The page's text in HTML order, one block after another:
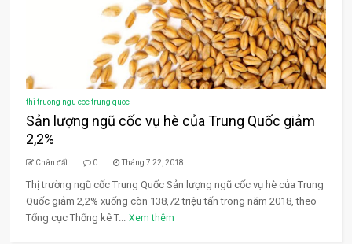
thi truong ngu coc trung quoc
Sản lượng ngũ cốc vụ hè của Trung Quốc giảm
2,2%
Chân đất 0 Tháng 7 22, 2018
Thị trường ngũ cốc Trung Quốc Sản lượng ngũ cốc vụ hè của Trung
Quốc giảm 2,2% xuống còn 138,72 triệu tấn trong năm 2018, theo
Tổng cục Thống kê T... Xem thêm